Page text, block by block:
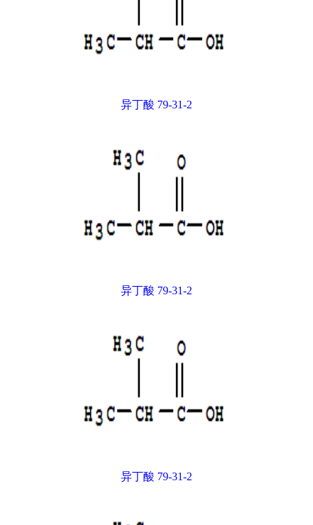
异丁酸 79-31-2
异丁酸 79-31-2
异丁酸 79-31-2